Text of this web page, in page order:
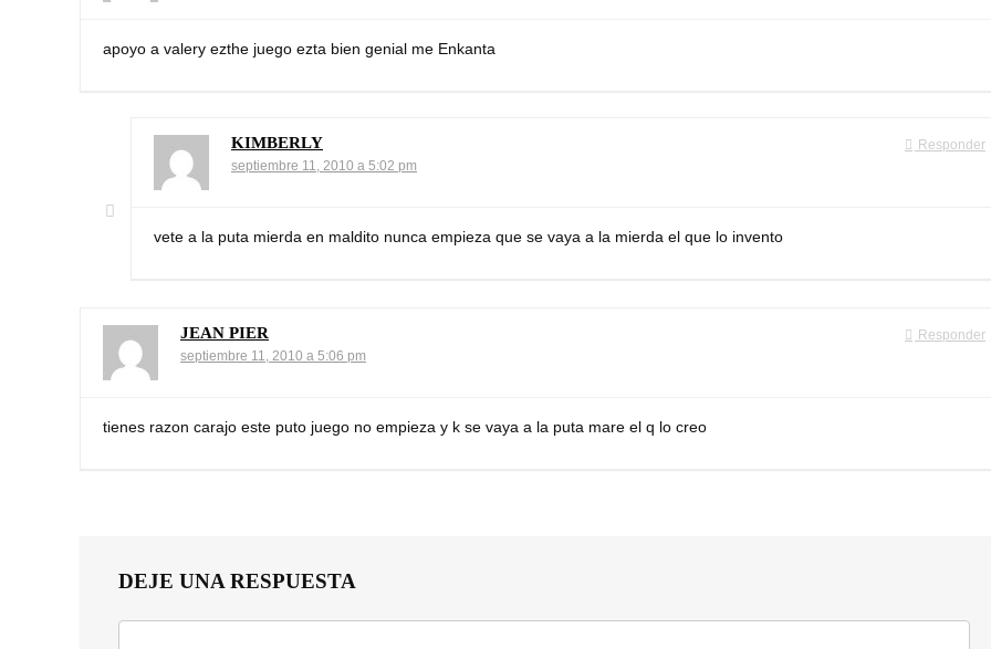
apoyo a valery ezthe juego ezta bien genial me Enkanta
Responder
KIMBERLY
septiembre 11, 2010 a 5:02 pm
vete a la puta mierda en maldito nunca empieza que se vaya a la mierda el que lo invento
Responder
JEAN PIER
septiembre 11, 2010 a 5:06 pm
tienes razon carajo este puto juego no empieza y k se vaya a la puta mare el q lo creo
DEJE UNA RESPUESTA